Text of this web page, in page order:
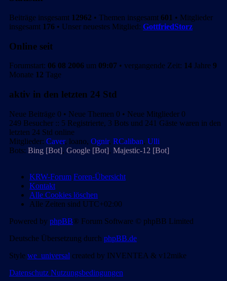
Beiträge insgesamt 12962 • Themen insgesamt 601 • Mitglieder
insgesamt 176 • Unser neuestes Mitglied: GottfriedStorz
Online seit
Forumstart: 06 08 2006 um 09:07 • vergangende Zeit: 14 Jahre 9
Monate 12 Tage
aktiv in den letzten 24 Std
Neue Beiträge 0 • Neue Themen 0 • Neue Mitglieder 0
249 Besucher :: 5 Registrierte, 3 Bots und 241 Gäste waren in den
letzten 24 Std online
Mitglieder: Caver, loano, Ognir, RCaliban, Ulli
Bots: Bing [Bot], Google [Bot], Majestic-12 [Bot]
KRW-Forum Foren-Übersicht
Kontakt
Alle Cookies löschen
Alle Zeiten sind UTC+02:00
Powered by phpBB® Forum Software © phpBB Limited
Deutsche Übersetzung durch phpBB.de
Style we_universal created by INVENTEA & v12mike
Datenschutz Nutzungsbedingungen